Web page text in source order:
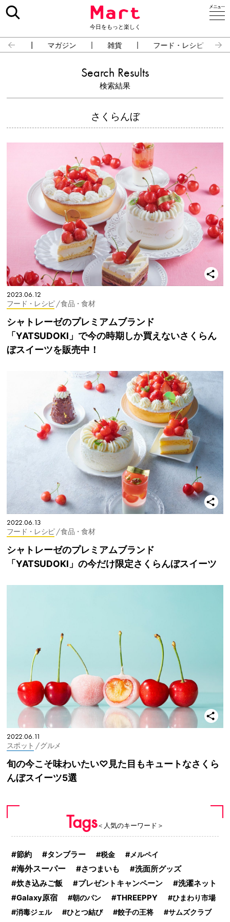
今日をもっと楽しく
占い マガジン 雑貨 フード・レシピ
Search Results
検索結果
さくらんぼ
2023.06.12
フード・レシピ / 食品・食材
シャトレーゼのプレミアムブランド
「YATSUDOKI」で今の時期しか買えないさくらん
ぼスイーツを販売中！
2022.06.13
フード・レシピ / 食品・食材
シャトレーゼのプレミアムブランド
「YATSUDOKI」の今だけ限定さくらんぼスイーツ
2022.06.11
スポット / グルメ
旬の今こそ味わいたい♡見た目もキュートなさくら
んぼスイーツ5選
Tags＜人気のキーワード＞
節約 タンブラー 税金 メルペイ
海外スーパー さつまいも 洗面所グッズ
炊き込みご飯 プレゼントキャンペーン 洗濯ネット
Galaxy原宿 朝のパン THREEPPY
ひまわり市場
消毒ジェル
ひとつ結び 餃子の王将 サムズクラブ